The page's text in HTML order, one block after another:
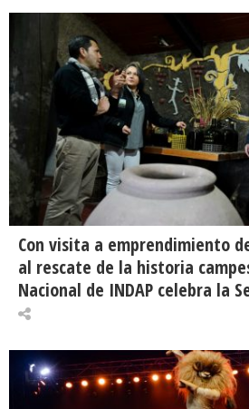
Con visita a emprendimiento
al rescate de la historia
Nacional de INDAP celebra la